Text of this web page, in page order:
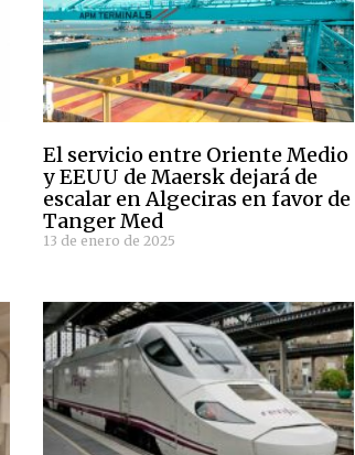
El servicio entre Oriente Medio
y EEUU de Maersk dejará de
escalar en Algeciras en favor de
Tanger Med
13 de enero de 2025